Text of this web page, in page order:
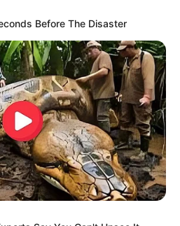
Before The Disaster